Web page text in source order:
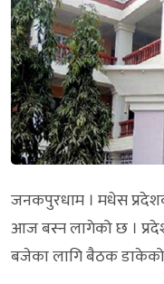
जनकपुरधाम । मधेस
आज बस्न लागेको छ ।
बजेका लागि बैठक डाकेको